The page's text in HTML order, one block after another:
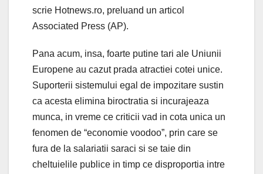
scrie Hotnews.ro, preluand un articol
Associated Press (AP).
Pana acum, insa, foarte putine tari ale Uniunii
Europene au cazut prada atractiei cotei unice.
Suporterii sistemului egal de impozitare sustin
ca acesta elimina biroctratia si incurajeaza
munca, in vreme ce criticii vad in cota unica un
fenomen de “economie voodoo”, prin care se
fura de la salariatii saraci si se taie din
cheltuielile publice in timp ce disproportia intre